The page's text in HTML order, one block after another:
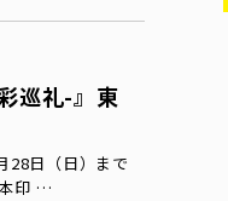
巡礼-』東
28日（日）まで
印 …